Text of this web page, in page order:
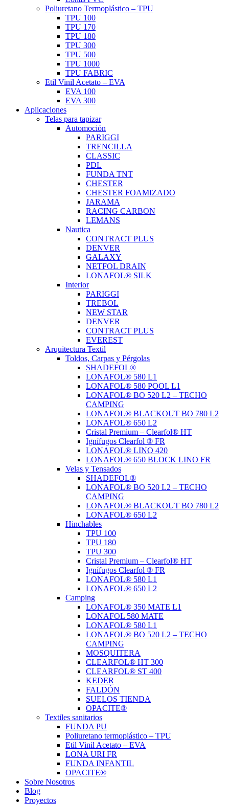
Poliuretano Termoplástico – TPU
TPU 100
TPU 170
TPU 180
TPU 300
TPU 500
TPU 1000
TPU FABRIC
Etil Vinil Acetato – EVA
EVA 100
EVA 300
Aplicaciones
Telas para tapizar
Automoción
PARIGGI
TRENCILLA
CLASSIC
PDL
FUNDA TNT
CHESTER
CHESTER FOAMIZADO
JARAMA
RACING CARBON
LEMANS
Nautica
CONTRACT PLUS
DENVER
GALAXY
NETFOL DRAIN
LONAFOL® SILK
Interior
PARIGGI
TREBOL
NEW STAR
DENVER
CONTRACT PLUS
EVEREST
Arquitectura Textil
Toldos, Carpas y Pérgolas
SHADEFOL®
LONAFOL® 580 L1
LONAFOL® 580 POOL L1
LONAFOL® BO 520 L2 – TECHO
CAMPING
LONAFOL® BLACKOUT BO 780 L2
LONAFOL® 650 L2
Cristal Premium – Clearfol® HT
Ignífugos Clearfol ® FR
LONAFOL® LINO 420
LONAFOL® 650 BLOCK LINO FR
Velas y Tensados
SHADEFOL®
LONAFOL® BO 520 L2 – TECHO
CAMPING
LONAFOL® BLACKOUT BO 780 L2
LONAFOL® 650 L2
Hinchables
TPU 100
TPU 180
TPU 300
Cristal Premium – Clearfol® HT
Ignífugos Clearfol ® FR
LONAFOL® 580 L1
LONAFOL® 650 L2
Camping
LONAFOL® 350 MATE L1
LONAFOL 580 MATE
LONAFOL® 580 L1
LONAFOL® BO 520 L2 – TECHO
CAMPING
MOSQUITERA
CLEARFOL® HT 300
CLEARFOL® ST 400
KEDER
FALDÓN
SUELOS TIENDA
OPACITE®
Textiles sanitarios
FUNDA PU
Poliuretano termoplástico – TPU
Etil Vinil Acetato – EVA
LONA URI FR
FUNDA INFANTIL
OPACITE®
Sobre Nosotros
Blog
Proyectos